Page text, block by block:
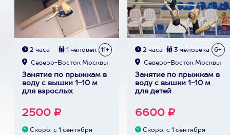
2 часа 1 человек 11+
Северо-Восток Москвы
Занятие по прыжкам в
воду с вышки 1-10 м
для взрослых
2500 ₽
Скоро, с 1 сентября
2 часа 3 человека 6+
Северо-Восток Москвы
Занятие по прыжкам в
воду с вышки 1-10 м
для детей
6600 ₽
Скоро, с 1 сентября